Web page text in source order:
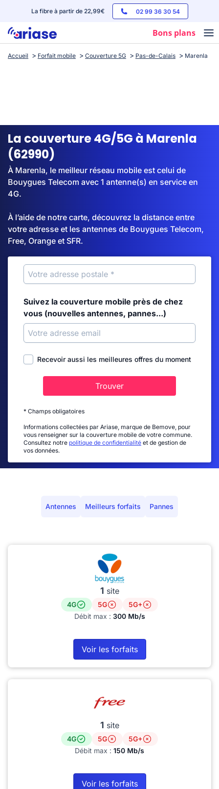
La fibre à partir de 22,99€ 02 99 36 30 54
Bons plans
Box internet
Streaming
Accueil Forfait mobile Couverture 5G Pas-de-Calais Marenla
La couverture 4G/5G à Marenla
(62990)
À Marenla, le meilleur réseau mobile est celui de
Bouygues Telecom avec 1 antenne(s) en service en
4G.
À l’aide de notre carte, découvrez la distance entre
votre adresse et les antennes de Bouygues Telecom,
Free, Orange et SFR.
Suivez la couverture mobile près de chez
vous (nouvelles antennes, pannes...)
Recevoir aussi les meilleures offres du moment
Trouver
* Champs obligatoires
Informations collectées par Ariase, marque de Bemove, pour
vous renseigner sur la couverture mobile de votre commune.
Consultez notre politique de confidentialité et de gestion de
vos données.
Antennes Meilleurs forfaits Pannes
1 site
4G 5G
5G+
Débit max : 300 Mb/s
Voir les forfaits
1 site
4G 5G
5G+
Débit max : 150 Mb/s
Voir les forfaits